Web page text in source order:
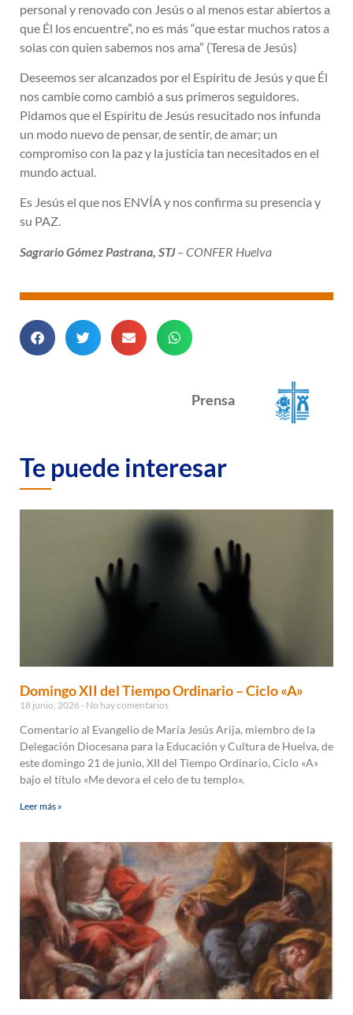
personal y renovado con Jesús o al menos estar abiertos a
que Él los encuentre”, no es más “que estar muchos ratos a
solas con quien sabemos nos ama” (Teresa de Jesús)
Deseemos ser alcanzados por el Espíritu de Jesús y que Él
nos cambie como cambió a sus primeros seguidores.
Pidamos que el Espíritu de Jesús resucitado nos infunda
un modo nuevo de pensar, de sentir, de amar; un
compromiso con la paz y la justicia tan necesitados en el
mundo actual.
Es Jesús el que nos ENVÍA y nos confirma su presencia y
su PAZ.
Sagrario Gómez Pastrana, STJ– CONFER Huelva
Prensa
Te puede interesar
Domingo XII del Tiempo Ordinario – Ciclo «A»
18 junio, 2026 No hay comentarios
Comentario al Evangelio de María Jesús Arija, miembro de la
Delegación Diocesana para la Educación y Cultura de Huelva, de
este domingo 21 de junio, XII del Tiempo Ordinario, Ciclo «A»
bajo el título «Me devora el celo de tu templo».
Leer más »